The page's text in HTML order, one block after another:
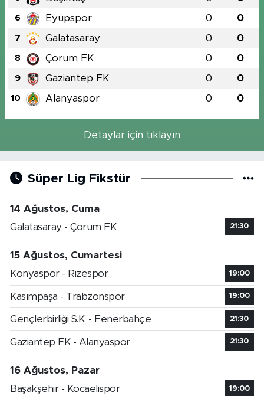
6 Eyüpspor 0 0
7 Galatasaray 0 0
8 Çorum FK 0 0
9 Gaziantep FK 0 0
10 Alanyaspor 0 0
Detaylar için tıklayın
Süper Lig Fikstür
14 Ağustos, Cuma
Galatasaray - Çorum FK
21:30
15 Ağustos, Cumartesi
Konyaspor - Rizespor
19:00
Kasımpaşa - Trabzonspor 19:00
Gençlerbirliği S.K. - Fenerbahçe 21:30
Gaziantep FK - Alanyaspor 21:30
16 Ağustos, Pazar
Başakşehir - Kocaelispor
19:00